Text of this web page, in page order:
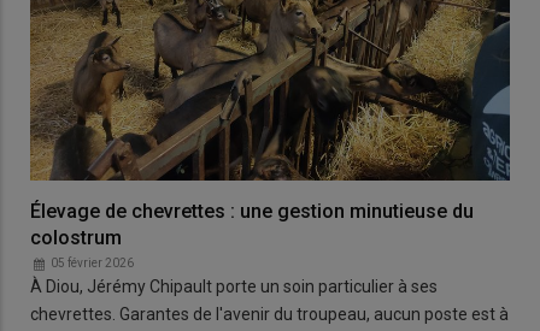
Élevage de chevrettes : une gestion minutieuse du
colostrum
05 février 2026
À Diou, Jérémy Chipault porte un soin particulier à ses
chevrettes. Garantes de l'avenir du troupeau, aucun poste est à